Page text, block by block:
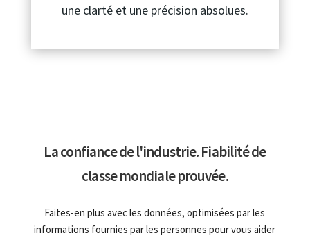
une clarté et une précision absolues.
La confiance de l'industrie. Fiabilité de
classe mondiale prouvée.
Faites-en plus avec les données, optimisées par les
informations fournies par les personnes pour vous aider